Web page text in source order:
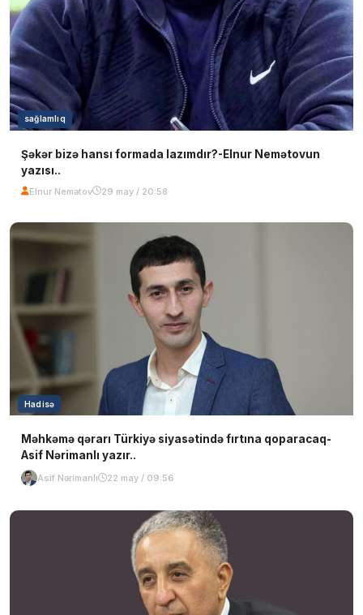
sağlamlıq
Şəkər bizə hansı formada lazımdır?-Elnur Nemətovun
yazısı..
Elnur Nemətov 29 may / 20:58
Hadisə
Məhkəmə qərarı Türkiyə siyasətində fırtına qoparacaq-
Asif Nərimanlı yazır..
Asif Nərimanlı 22 may / 09:56